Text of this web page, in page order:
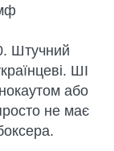
Штучний
ШІ
або
не має